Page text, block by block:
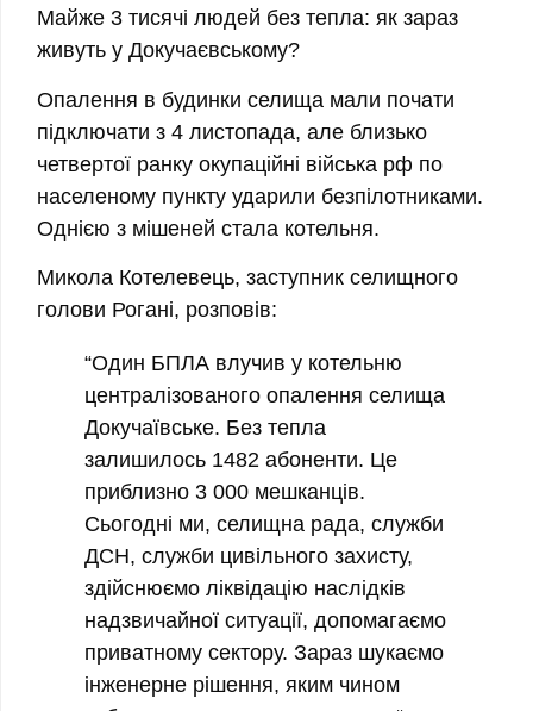
Майже 3 тисячі людей без тепла: як зараз
живуть у Докучаєвському?
Опалення в будинки селища мали почати
підключати з 4 листопада, але близько
четвертої ранку окупаційні війська рф по
населеному пункту ударили безпілотниками.
Однією з мішеней стала котельня.
Микола Котелевець, заступник селищного
голови Рогані, розповів:
“Один БПЛА влучив у котельню
централізованого опалення селища
Докучаївське. Без тепла
залишилось 1482 абоненти. Це
приблизно 3 000 мешканців.
Сьогодні ми, селищна рада, служби
ДСН, служби цивільного захисту,
здійснюємо ліквідацію наслідків
надзвичайної ситуації, допомагаємо
приватному сектору. Зараз шукаємо
інженерне рішення, яким чином